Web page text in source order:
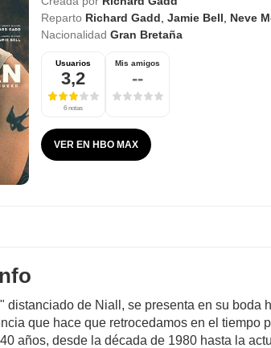
Reparto Richard Gadd Jamie Bell
Neve
Nacionalidad Gran Bretaña
Usuarios
3,2
6 notas
Mis amigos
--
VER EN HBO MAX
distanciado de Niall, se presenta en su boda
que hace que retrocedamos en el tiempo
años, desde la década de 1980 hasta la